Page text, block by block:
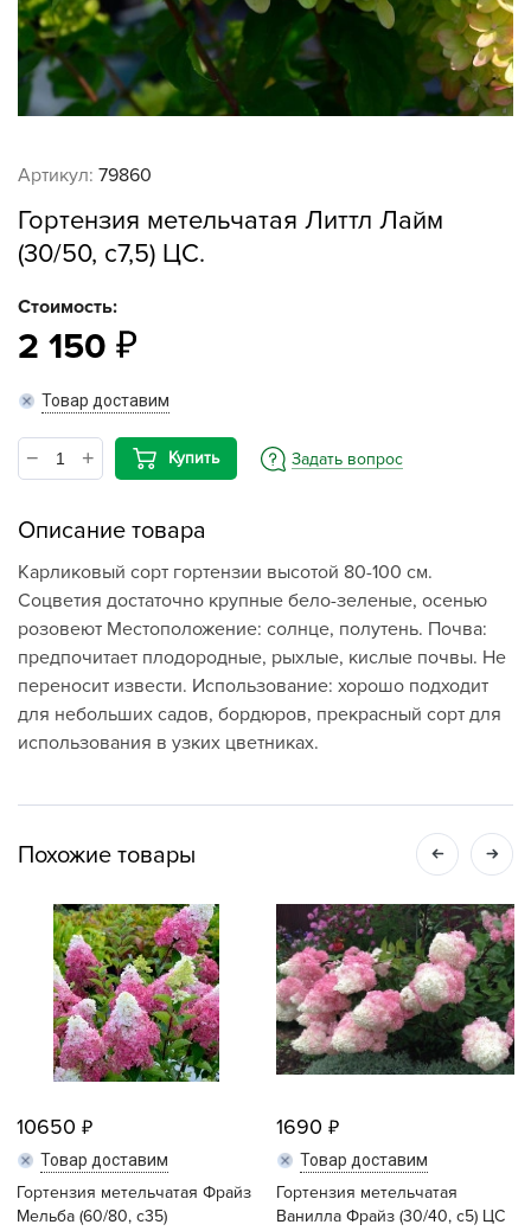
Артикул: 79860
Гортензия метельчатая Литтл Лайм
(30/50, с7,5) ЦС.
Стоимость:
2 150
Товар доставим
Купить Задать вопрос
Описание товара
Карликовый сорт гортензии высотой 80-100 см.
Соцветия достаточно крупные бело-зеленые, осенью
розовеют Местоположение: солнце, полутень. Почва:
предпочитает плодородные, рыхлые, кислые почвы. Не
переносит извести. Использование: хорошо подходит
для небольших садов, бордюров, прекрасный сорт для
использования в узких цветниках.
Похожие товары
10650
Товар доставим
Гортензия метельчатая Фрайз
Мельба (60/80, с35)
1690
Товар доставим
Гортензия метельчатая
Ванилла Фрайз (30/40, с5) ЦС